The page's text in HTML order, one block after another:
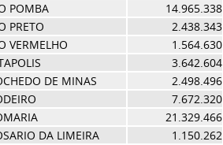
POMBA 14.965.338
PRETO 2.438.343
VERMELHO 1.564.630
3.642.604
DE MINAS 2.498.496
7.672.320
21.329.466
DA LIMEIRA 1.150.262